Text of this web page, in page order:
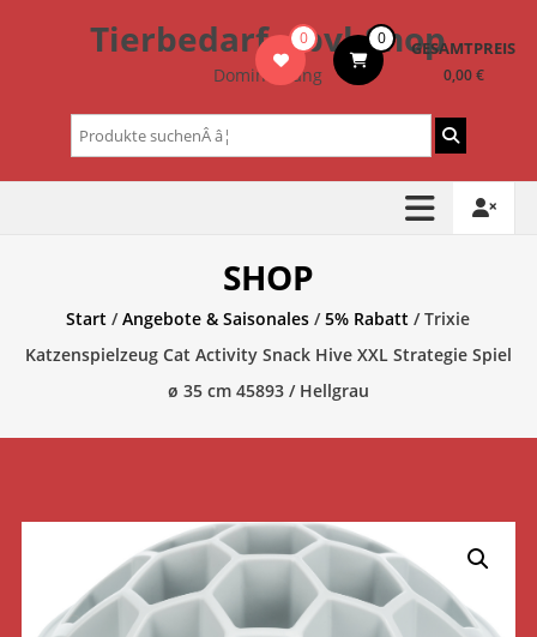
Tierbedarf – bvl-Shop
Dominik Lang
0 0 GESAMTPREIS
0,00 €
Suchen
nach:
SHOP
Start /Angebote & Saisonales /5% Rabatt / Trixie
Katzenspielzeug Cat Activity Snack Hive XXL Strategie Spiel
ø 35 cm 45893 / Hellgrau